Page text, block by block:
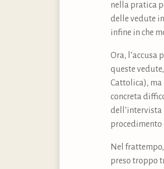
nella pratica
delle vedute
infine in che
Ora, l’accusa
queste
Cattolica),
concreta
dell’intervista
procedimento
Nel
preso troppo